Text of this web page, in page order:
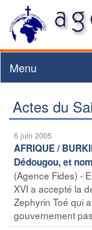
Menu
Actes du
6 juin 2005
AFRIQUE /
Dédougou, et
(Agence Fides) -
XVI a accepté la
Zephyrin Toé qui
gouvernement